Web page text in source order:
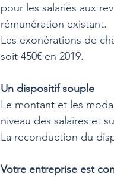
pour les salariés aux
rémunération existant.
Les exonérations de
soit 450€ en 2019.
Un dispositif souple
Le montant et les
niveau des salaires et
La reconduction du
Votre entreprise est